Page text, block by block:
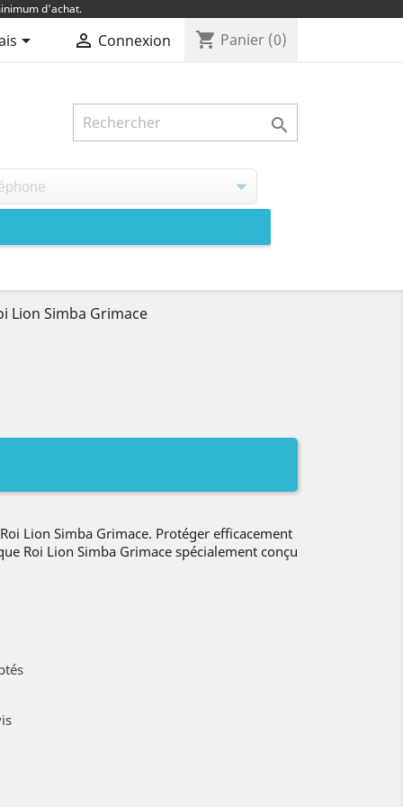
d'achat.
  Connexion shopping_cart Panier (0)

Lion Simba Grimace
Lion Simba Grimace. Protéger efficacement
Roi Lion Simba Grimace spécialement conçu